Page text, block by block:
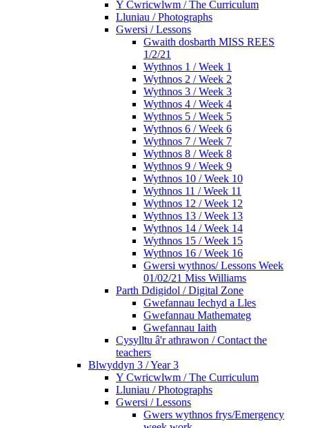
Y Cwricwlwm / The Curriculum
Lluniau / Photographs
Gwersi / Lessons
Gwaith dosbarth MISS REES
1/2/21
Wythnos 1 / Week 1
Wythnos 2 / Week 2
Wythnos 3 / Week 3
Wythnos 4 / Week 4
Wythnos 5 / Week 5
Wythnos 6 / Week 6
Wythnos 7 / Week 7
Wythnos 8 / Week 8
Wythnos 9 / Week 9
Wythnos 10 / Week 10
Wythnos 11 / Week 11
Wythnos 12 / Week 12
Wythnos 13 / Week 13
Wythnos 14 / Week 14
Wythnos 15 / Week 15
Wythnos 16 / Week 16
Gwersi wythnos/ Lessons Week
01/02/21 Miss Williams
Parth Ddigidol / Digital Zone
Gwefannau Iechyd a Lles
Gwefannau Mathemateg
Gwefannau Iaith
Cysylltu â'r athrawon / Contact the
teachers
Blwyddyn 3 / Year 3
Y Cwricwlwm / The Curriculum
Lluniau / Photographs
Gwersi / Lessons
Gwers wythnos frys/Emergency